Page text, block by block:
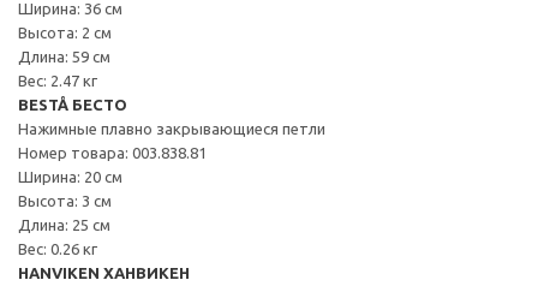
Ширина: 36 см
Высота: 2 см
Длина: 59 см
Вес: 2.47 кг
BESTÅ БЕСТО
Нажимные плавно закрывающиеся петли
Номер товара: 003.838.81
Ширина: 20 см
Высота: 3 см
Длина: 25 см
Вес: 0.26 кг
HANVIKEN ХАНВИКЕН